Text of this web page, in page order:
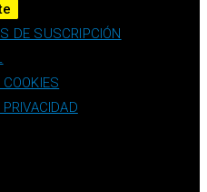
DE SUSCRIPCIÓN